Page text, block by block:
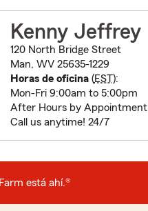
Kenny Jeffrey
120 North Bridge Street
Man, WV 25635-1229
Horas de oficina(EST):
Mon-Fri 9:00am to 5:00pm
After Hours by Appointment
Call us anytime! 24/7
está ahí.®